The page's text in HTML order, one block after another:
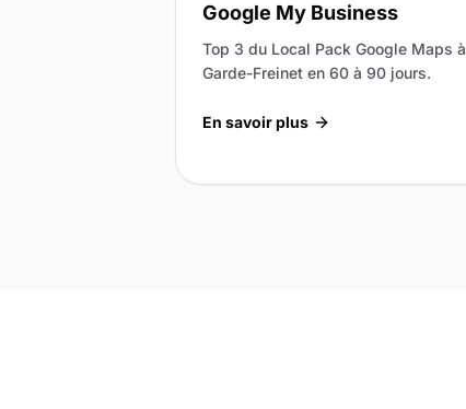
Google My Business
Top 3 du Local Pack Google Maps à
Garde-Freinet en 60 à 90 jours.
En savoir plus